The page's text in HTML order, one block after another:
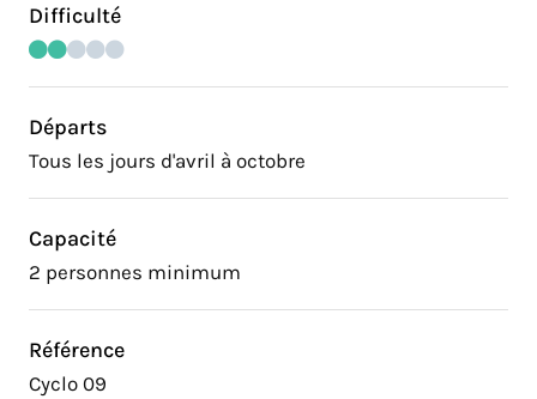
Difficulté
Départs
Tous les jours d'avril à octobre
Capacité
2 personnes minimum
Référence
Cyclo 09